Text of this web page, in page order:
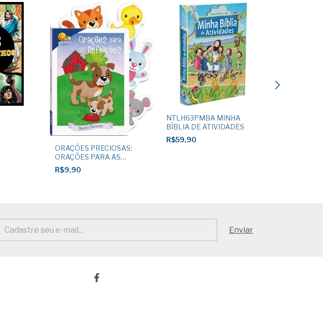
ORAÇÕES PRECIOSAS:
ORAÇÕES PARA AS
REFEIÇÕES
R$9,90
NTLH63PMBA MINHA
BÍBLIA DE ATIVIDADES
R$59,90